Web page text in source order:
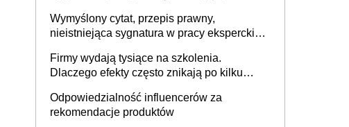
Wymyślony cytat, przepis prawny,
nieistniejąca sygnatura w pracy eksperckiej -
firmie
Firmy wydają tysiące na szkolenia.
Dlaczego efekty często znikają po kilku
Odpowiedzialność influencerów za
rekomendacje produktów